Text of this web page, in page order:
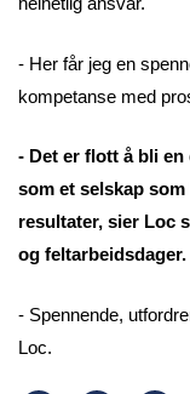
- Her får jeg en
kompetanse med
- Det er flott å bli en
som et selskap
resultater, sier Loc
og feltarbeidsdager.
- Spennende,
Loc.